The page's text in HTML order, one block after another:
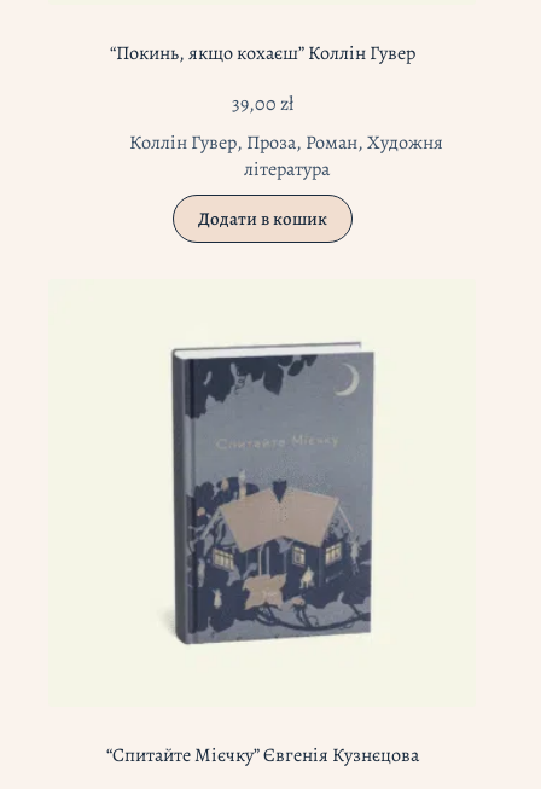
“Покинь, якщо кохаєш” Коллін Гувер
39,00zł
Коллін Гувер, Проза, Роман,Художня
література
Додати в кошик
“Спитайте Мієчку” Євгенія Кузнєцова